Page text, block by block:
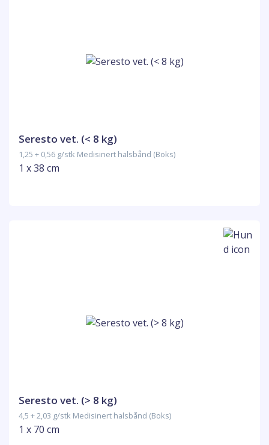
Seresto vet. (< 8 kg)
1,25 + 0,56 g/stk Medisinert halsbånd (Boks)
1 x 38 cm
Seresto vet. (> 8 kg)
4,5 + 2,03 g/stk Medisinert halsbånd (Boks)
1 x 70 cm